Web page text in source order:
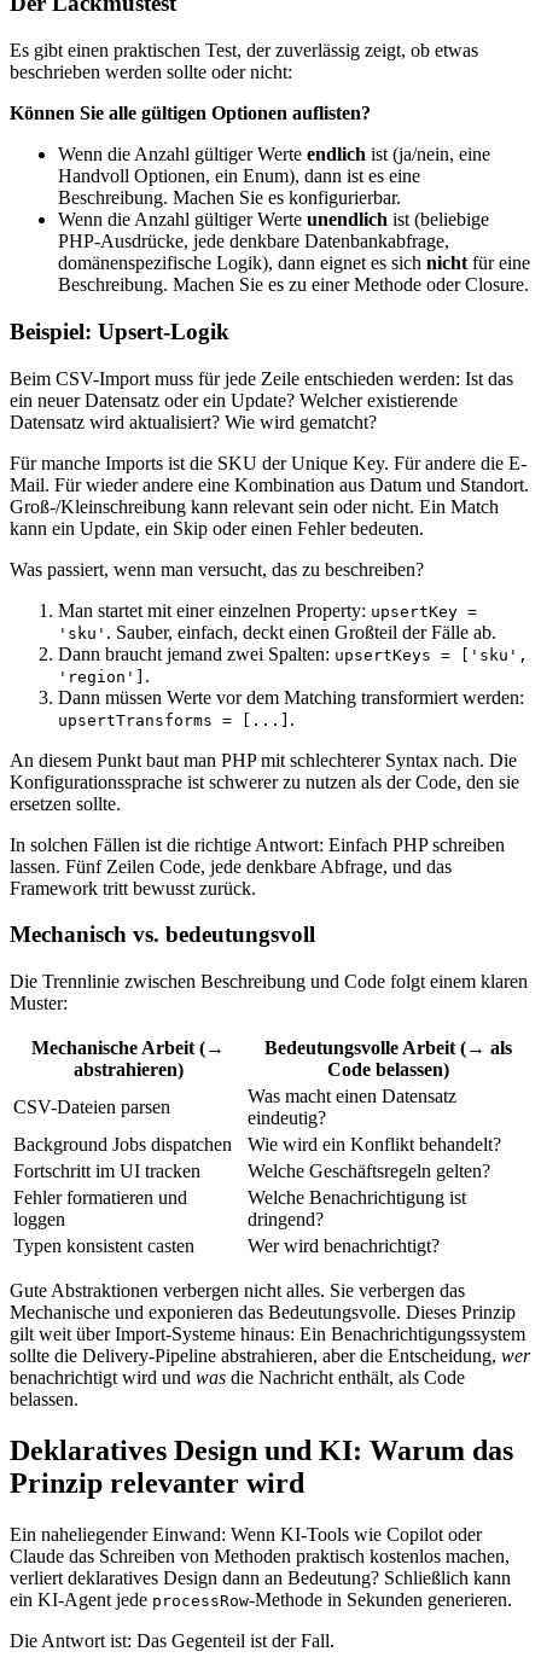
Es gibt einen praktischen Test, der zuverlässig zeigt, ob etwas
beschrieben werden sollte oder nicht:
Können Sie alle gültigen Optionen auflisten?
Wenn die Anzahl gültiger Werte endlich ist (ja/nein, eine
Handvoll Optionen, ein Enum), dann ist es eine
Beschreibung. Machen Sie es konfigurierbar.
Wenn die Anzahl gültiger Werte unendlich ist (beliebige
PHP-Ausdrücke, jede denkbare Datenbankabfrage,
domänenspezifische Logik), dann eignet es sich nicht für eine
Beschreibung. Machen Sie es zu einer Methode oder Closure.
Beispiel: Upsert-Logik
Beim CSV-Import muss für jede Zeile entschieden werden: Ist das
ein neuer Datensatz oder ein Update? Welcher existierende
Datensatz wird aktualisiert? Wie wird gematcht?
Für manche Imports ist die SKU der Unique Key. Für andere die E-
Mail. Für wieder andere eine Kombination aus Datum und Standort.
Groß-/Kleinschreibung kann relevant sein oder nicht. Ein Match
kann ein Update, ein Skip oder einen Fehler bedeuten.
Was passiert, wenn man versucht, das zu beschreiben?
Man startet mit einer einzelnen Property: upsertKey =
'sku' . Sauber, einfach, deckt einen Großteil der Fälle ab.
Dann braucht jemand zwei Spalten: upsertKeys = ['sku',
'region'] .
Dann müssen Werte vor dem Matching transformiert werden:
upsertTransforms = [...] .
An diesem Punkt baut man PHP mit schlechterer Syntax nach. Die
Konfigurationssprache ist schwerer zu nutzen als der Code, den sie
ersetzen sollte.
In solchen Fällen ist die richtige Antwort: Einfach PHP schreiben
lassen. Fünf Zeilen Code, jede denkbare Abfrage, und das
Framework tritt bewusst zurück.
Mechanisch vs. bedeutungsvoll
Die Trennlinie zwischen Beschreibung und Code folgt einem klaren
Muster:
Mechanische Arbeit (→
abstrahieren)
Bedeutungsvolle Arbeit(→ als
Code belassen)
CSV-Dateien parsen
Was macht einen Datensatz
eindeutig?
Background Jobs dispatchen
Wie wird ein Konflikt behandelt?
Fortschritt im UI tracken
Welche Geschäftsregeln gelten?
Fehler formatieren und
loggen
Welche Benachrichtigung ist
dringend?
Typen konsistent casten
Wer wird benachrichtigt?
Gute Abstraktionen verbergen nicht alles. Sie verbergen das
Mechanische und exponieren das Bedeutungsvolle. Dieses Prinzip
gilt weit über Import-Systeme hinaus: Ein Benachrichtigungssystem
sollte die Delivery-Pipeline abstrahieren, aber die Entscheidung, wer
benachrichtigt wird und was die Nachricht enthält, als Code
belassen.
Deklaratives Design und KI: Warum das
Prinzip relevanter wird
Ein naheliegender Einwand: Wenn KI-Tools wie Copilot oder
Claude das Schreiben von Methoden praktisch kostenlos machen,
verliert deklaratives Design dann an Bedeutung? Schließlich kann
ein KI-Agent jede processRow-Methode in Sekunden generieren.
Die Antwort ist: Das Gegenteil ist der Fall.